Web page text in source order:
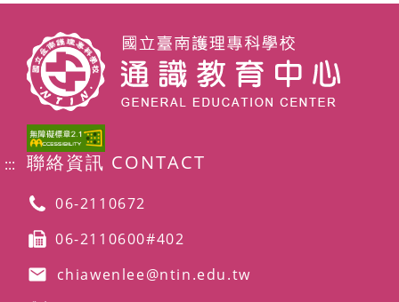
::: 聯絡資訊 CONTACT
06-2110672
06-2110600#402
chiawenlee@ntin.edu.tw